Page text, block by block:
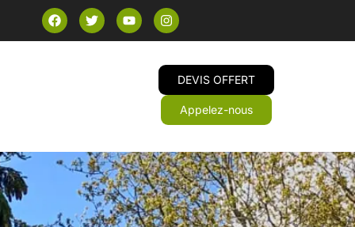
DEVIS OFFERT
Appelez-nous